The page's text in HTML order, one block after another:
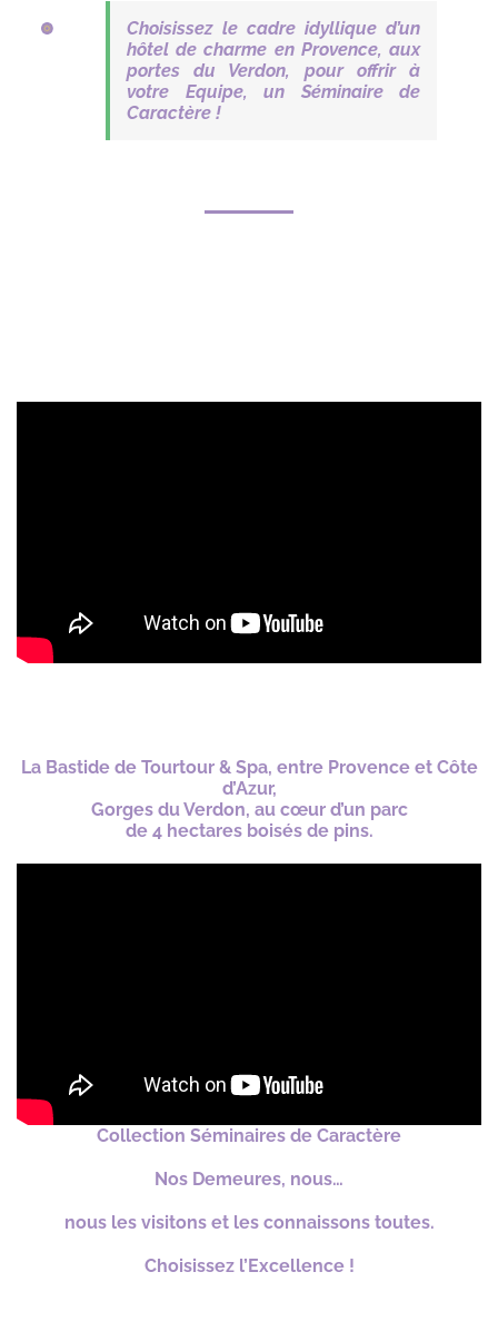
Choisissez le cadre idyllique d’un
hôtel de charme en Provence, aux
portes du Verdon, pour offrir à
votre Equipe, un Séminaire de
Caractère !
La Bastide de Tourtour & Spa, entre Provence et Côte
d’Azur,
Gorges du Verdon, au cœur d’un parc
de 4 hectares boisés de pins.
Collection Séminaires de Caractère
Nos Demeures, nous…
nous les visitons et les connaissons toutes.
Choisissez l’Excellence !